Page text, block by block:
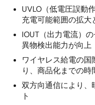
UVLO（低電圧誤動
充電可能範囲の拡大
IOUT（出力電流）
異物検出能力が向上
ワイヤレス給電の
り、商品化までの時
双方向通信により、
ト